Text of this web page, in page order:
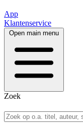
App
Klantenservice
Open main menu
Zoek